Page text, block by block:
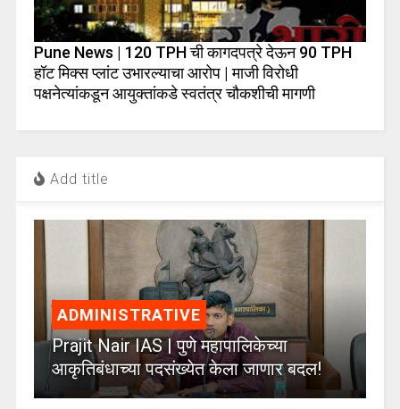
Pune News | 120 TPH ची कागदपत्रे देऊन 90 TPH
हॉट मिक्स प्लांट उभारल्याचा आरोप | माजी विरोधी
पक्षनेत्यांकडून आयुक्तांकडे स्वतंत्र चौकशीची मागणी
Add title
ADMINISTRATIVE
Prajit Nair IAS | पुणे महापालिकेच्या
आकृतिबंधाच्या पदसंख्येत केला जाणार बदल!